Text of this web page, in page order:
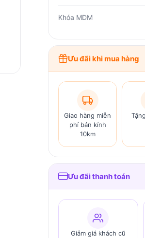
Khóa MDM
Ưu đãi khi mua hàng
Giao hàng miễn
phí bán kính
10km
Ưu đãi thanh toán
Giảm giá khách cũ